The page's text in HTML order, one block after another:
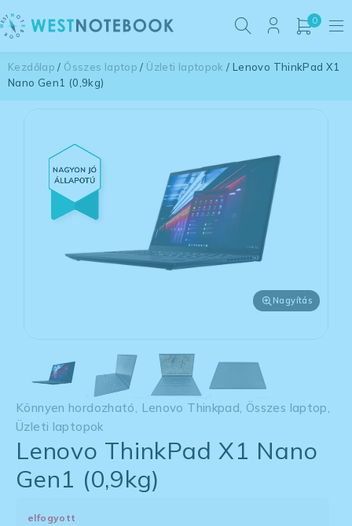
0
Kezdőlap / Összes laptop / Üzleti laptopok / Lenovo ThinkPad X1
Nano Gen1 (0,9kg)
Nagyítás
Könnyen hordozható, Lenovo Thinkpad, Összes laptop,
Üzleti laptopok
Lenovo ThinkPad X1 Nano
Gen1 (0,9kg)
elfogyott